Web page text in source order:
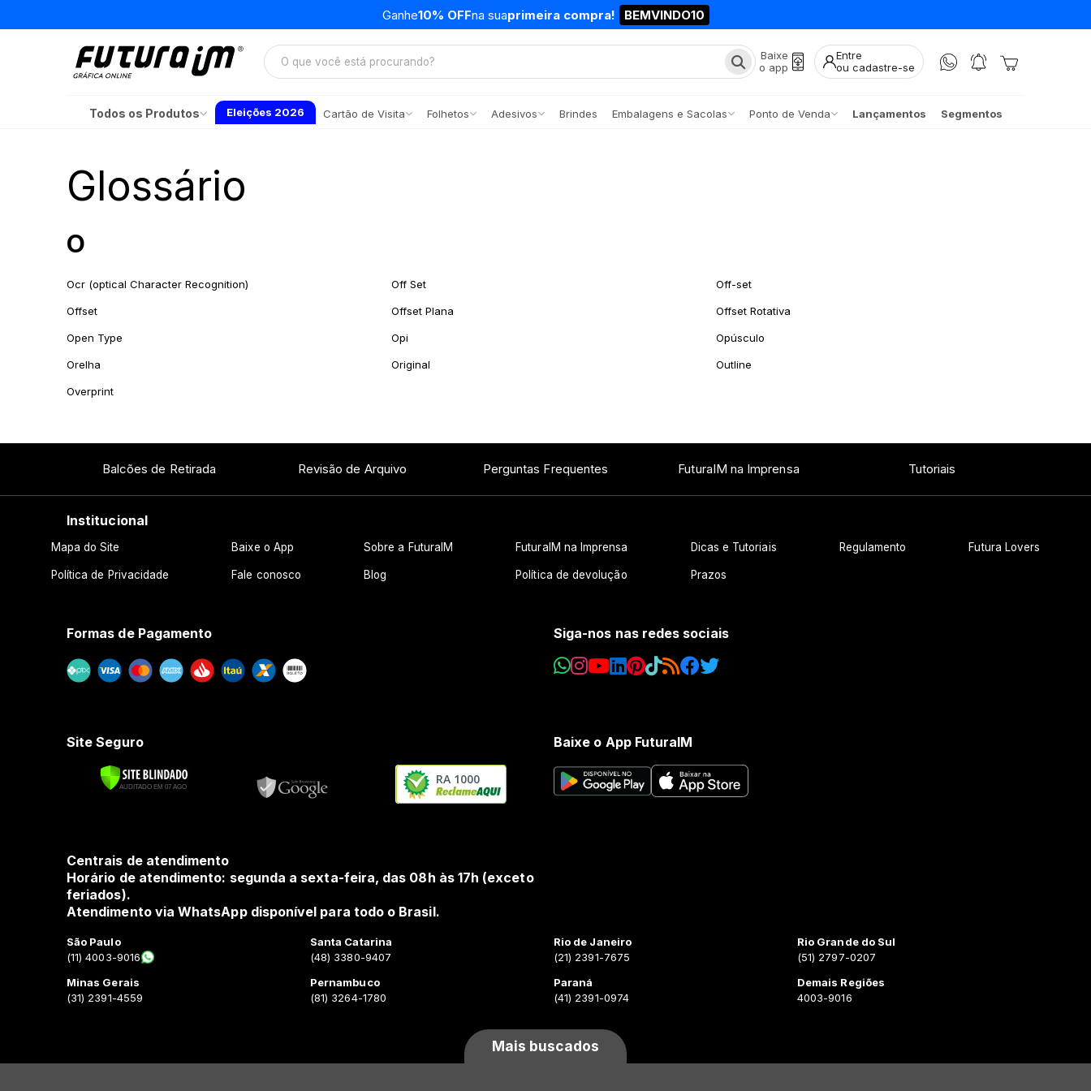
Ganhe10% OFFna suaprimeira compra! BEMVINDO10
Baixe
o app
Entre
ou cadastre-se
Todos os Produtos Eleições 2026 Cartão de Visita Folhetos Adesivos Brindes Embalagens e Sacolas Ponto de Venda Lançamentos Segmentos
Glossário
O
Ocr (optical Character Recognition) Off Set Off-set
Offset Offset Plana Offset Rotativa
Open Type Opi Opúsculo
Orelha Original Outline
Overprint
Balcões de Retirada Revisão de Arquivo Perguntas Frequentes FuturaIM na Imprensa Tutoriais
Institucional
Mapa do Site Baixe o App Sobre a FuturaIM FuturaIM na Imprensa Dicas e Tutoriais Regulamento Futura Lovers
Política de Privacidade Fale conosco Blog Política de devolução Prazos
Formas de Pagamento Siga-nos nas redes sociais
Site Seguro
RA 1000
Baixe o App FuturaIM
Centrais de atendimento
Horário de atendimento: segunda a sexta-feira, das 08h às 17h (exceto
feriados).
Atendimento via WhatsApp disponível para todo o Brasil.
São Paulo
(11) 4003-9016
Minas Gerais
(31) 2391-4559
Santa Catarina
(48) 3380-9407
Pernambuco
(81) 3264-1780
Rio de Janeiro
(21) 2391-7675
Paraná
(41) 2391-0974
Rio Grande do Sul
(51) 2797-0207
Demais Regiões
4003-9016
Mais buscados